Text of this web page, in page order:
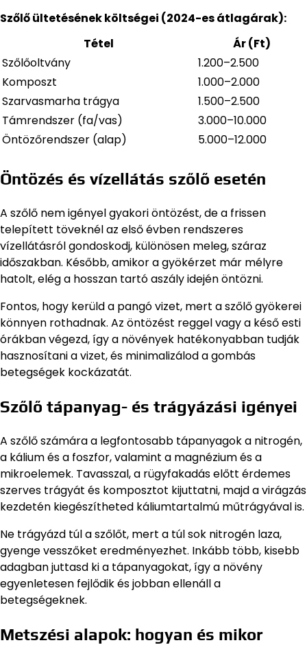
Szőlő ültetésének költségei (2024-es átlagárak):
Tétel
Ár (Ft)
Szőlőoltvány
1.200–2.500
Komposzt
1.000–2.000
Szarvasmarha trágya
1.500–2.500
Támrendszer (fa/vas)
3.000–10.000
Öntözőrendszer (alap)
5.000–12.000
Öntözés és vízellátás szőlő esetén
A szőlő nem igényel gyakori öntözést, de a frissen
telepített töveknél az első évben rendszeres
vízellátásról gondoskodj, különösen meleg, száraz
időszakban. Később, amikor a gyökérzet már mélyre
hatolt, elég a hosszan tartó aszály idején öntözni.
Fontos, hogy kerüld a pangó vizet, mert a szőlő gyökerei
könnyen rothadnak. Az öntözést reggel vagy a késő esti
órákban végezd, így a növények hatékonyabban tudják
hasznosítani a vizet, és minimalizálod a gombás
betegségek kockázatát.
Szőlő tápanyag- és trágyázási igényei
A szőlő számára a legfontosabb tápanyagok a nitrogén,
a kálium és a foszfor, valamint a magnézium és a
mikroelemek. Tavasszal, a rügyfakadás előtt érdemes
szerves trágyát és komposztot kijuttatni, majd a virágzás
kezdetén kiegészítheted káliumtartalmú műtrágyával is.
Ne trágyázd túl a szőlőt, mert a túl sok nitrogén laza,
gyenge vesszőket eredményezhet. Inkább több, kisebb
adagban juttasd ki a tápanyagokat, így a növény
egyenletesen fejlődik és jobban ellenáll a
betegségeknek.
Metszési alapok: hogyan és mikor